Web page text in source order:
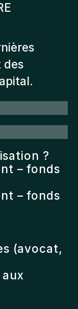
des
?
– fonds
– fonds
(avocat,